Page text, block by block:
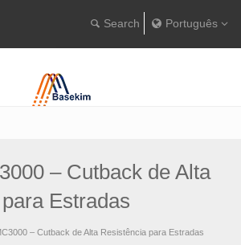
Português
English
– Cutback de Alta Resistência para Estradas
– Cutback de Alta
Estradas